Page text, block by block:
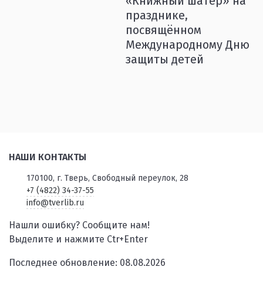
празднике,
посвящённом
Международному Дню
защиты детей
НАШИ КОНТАКТЫ
170100, г. Тверь, Свободный переулок, 28
+7 (4822) 34-37-55
info@tverlib.ru
Нашли ошибку? Сообщите нам!
Выделите и нажмите Ctr+Enter
Последнее обновление: 08.08.2026